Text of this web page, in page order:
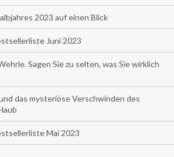
2023 auf einen Blick
Juni 2023
Sagen Sie zu selten, was Sie wirklich
das mysteriöse Verschwinden des
Mai 2023